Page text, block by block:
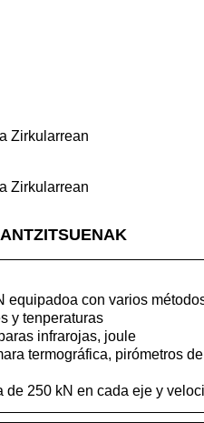
Zirkularrean
Zirkularrean
equipadoa con varios
y tenperaturas
infrarojas, joule
termográfica, pirómetros
de 250 kN en cada eje y